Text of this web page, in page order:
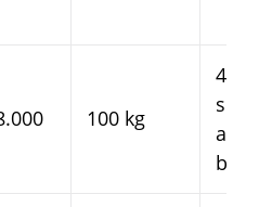
100 kg
4–7